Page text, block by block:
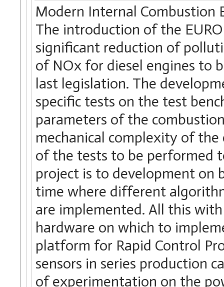
Modern Internal Combustion
The introduction of the
significant reduction of
of NOx for diesel engines to
last legislation. The
specific tests on the test
parameters of the
mechanical complexity of the
of the tests to be performed
project is to development on
time where different
are implemented. All this
hardware on which to
platform for Rapid Control
sensors in series production
of experimentation on the